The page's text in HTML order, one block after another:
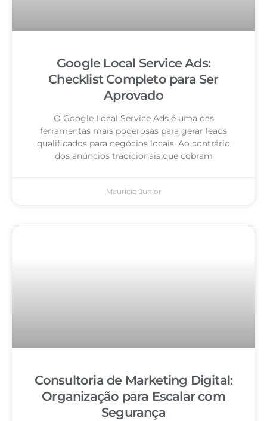
Google Local Service Ads:
Checklist Completo para Ser
Aprovado
O Google Local Service Ads é uma das
ferramentas mais poderosas para gerar leads
qualificados para negócios locais. Ao contrário
dos anúncios tradicionais que cobram
Mauricio Junior
Consultoria de Marketing Digital:
Organização para Escalar com
Segurança